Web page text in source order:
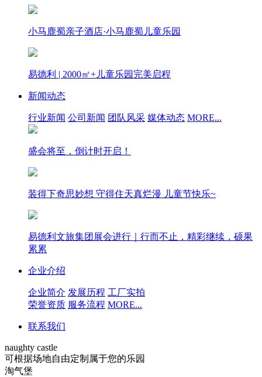
小马鹿蜀亲子酒店·小马鹿蜀儿童乐园
易德利 | 2000㎡+儿童乐园完美启程
新闻动态
行业新闻 公司新闻 团队风采 媒体动态 MORE...
盛会将至，倒计时开启！
装得下奇思妙想 守得住天真烂漫 儿童节快乐~
易德利文旅集团展会进行｜行而不止，精彩继续，硕果
累累
企业介绍
企业简介 发展历程 工厂实拍
荣誉资质 服务流程 MORE...
联系我们
naughty castle
可根据场地自由定制属于您的乐园
淘气堡